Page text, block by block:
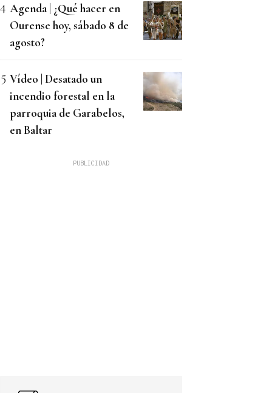
Agenda | ¿Qué hacer en
Ourense hoy, sábado 8 de
agosto?
Vídeo | Desatado un
incendio forestal en la
parroquia de Garabelos,
en Baltar